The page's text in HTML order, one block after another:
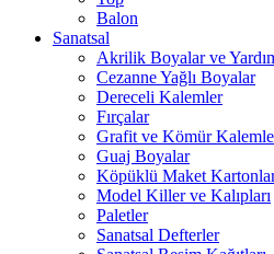
Balon
Sanatsal
Akrilik Boyalar ve
Cezanne Yağlı Boyalar
Dereceli Kalemler
Fırçalar
Grafit ve Kömür
Guaj Boyalar
Köpüklü Maket
Model Killer ve Kalıpları
Paletler
Sanatsal Defterler